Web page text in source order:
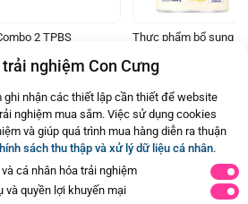
2 TPBS
400G
Đã bán500+
Thực phẩm bổ sung
vani cho mẹ mang thai
349.000đ
đã xem hết nội dung rồi
nghiệm Con Cưng
nhận các thiết lập cần thiết để website
nghiệm mua sắm. Việc sử dụng cookies
và giúp quá trình mua hàng diễn ra thuận
sách thu thập và xử lý dữ liệu cá nhân.
cá nhân hóa trải nghiệm
và quyền lợi khuyến mại